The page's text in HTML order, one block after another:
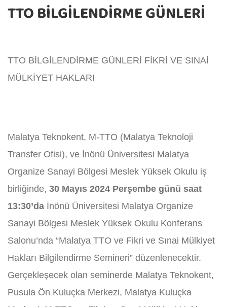
TTO BİLGİLENDİRME GÜNLERİ
TTO BİLGİLENDİRME GÜNLERİ FİKRİ VE SINAİ
MÜLKİYET HAKLARI
Malatya Teknokent, M-TTO (Malatya Teknoloji
Transfer Ofisi), ve İnönü Üniversitesi Malatya
Organize Sanayi Bölgesi Meslek Yüksek Okulu iş
birliğinde, 30 Mayıs 2024 Perşembe günü saat
13:30’da İnönü Üniversitesi Malatya Organize
Sanayi Bölgesi Meslek Yüksek Okulu Konferans
Salonu’nda “Malatya TTO ve Fikri ve Sınai Mülkiyet
Hakları Bilgilendirme Semineri” düzenlenecektir.
Gerçekleşecek olan seminerde Malatya Teknokent,
Pusula Ön Kuluçka Merkezi, Malatya Kuluçka